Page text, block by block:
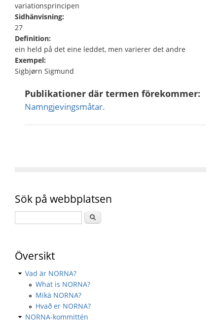
variationsprincipen
Sidhänvisning:
27
Definition:
ein held på det eine leddet, men varierer det andre
Exempel:
Sigbjørn Sigmund
Publikationer där termen förekommer:
Namngjevingsmåtar.
Sök på webbplatsen
Översikt
Vad är NORNA?
What is NORNA?
Mikä NORNA?
Hvað er NORNA?
NORNA-kommittén